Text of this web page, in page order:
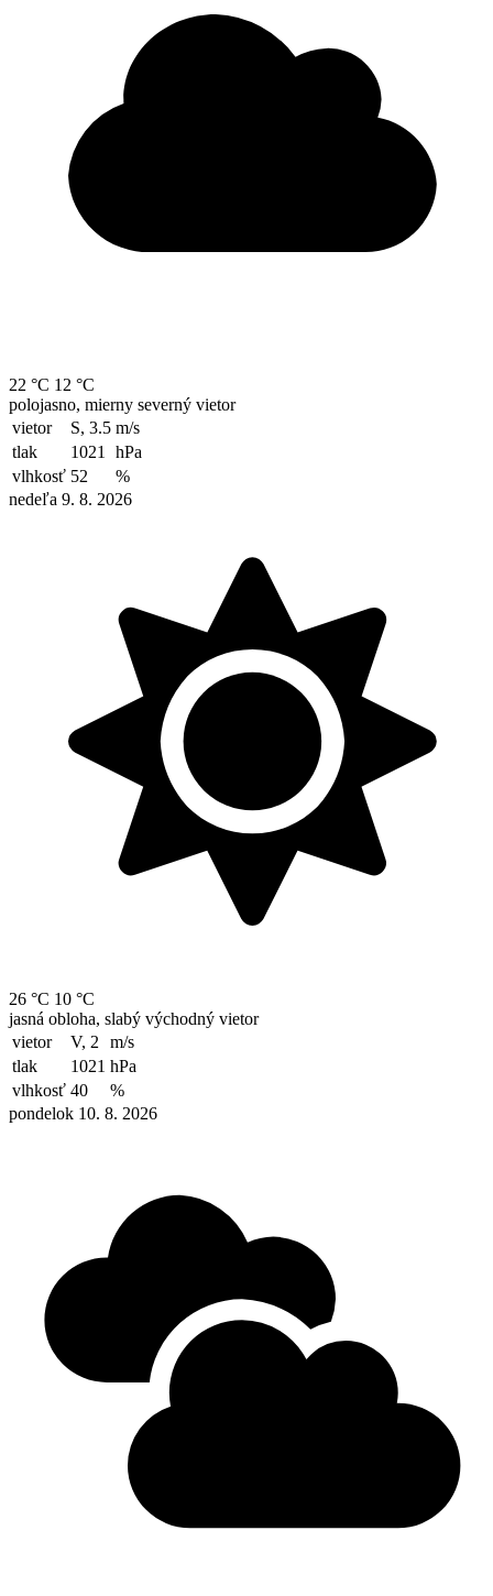
22 °C 12 °C
polojasno, mierny severný vietor
vietor
S, 3.5 m/s
tlak
1021
hPa
vlhkosť 52
%
nedeľa 9. 8. 2026
26 °C 10 °C
jasná obloha, slabý východný vietor
vietor
V, 2
m/s
tlak
1021 hPa
vlhkosť 40
%
pondelok 10. 8. 2026